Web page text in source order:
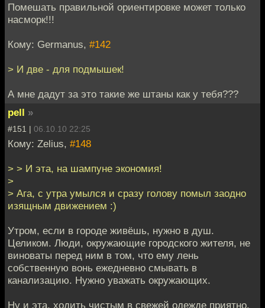
Помешать правильной ориентировке может только
насморк!!!
Кому: Germanus, #142
> И две - для подмышек!
А мне дадут за это такие же штаны как у тебя???
pell »
#151 | 06.10.10 22:25
Кому: Zelius, #148
> > И эта, на шампуне экономия!
>
> Ага, с утра умылся и сразу голову помыл заодно
изящным движением :)
Утром, если в городе живёшь, нужно в душ.
Целиком. Люди, окружающие городского жителя, не
виноваты перед ним в том, что ему лень
собственную вонь ежедневно смывать в
канализацию. Нужно уважать окружающих.
Ну и эта, ходить чистым в свежей одежде приятно.